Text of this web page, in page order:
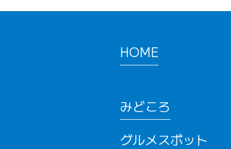
HOME
みどころ
グルメスポット